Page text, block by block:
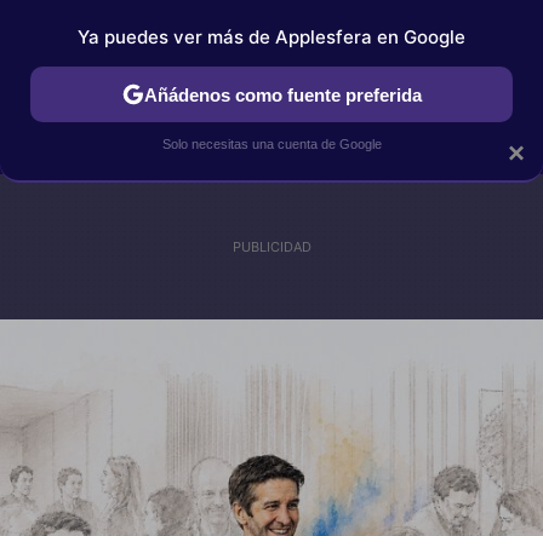
IPHONE TUTORIALES APPLESFERA SELECCIÓN
×
Ya puedes ver más de Applesfera en Google
Añádenos como fuente preferida
Solo necesitas una cuenta de Google